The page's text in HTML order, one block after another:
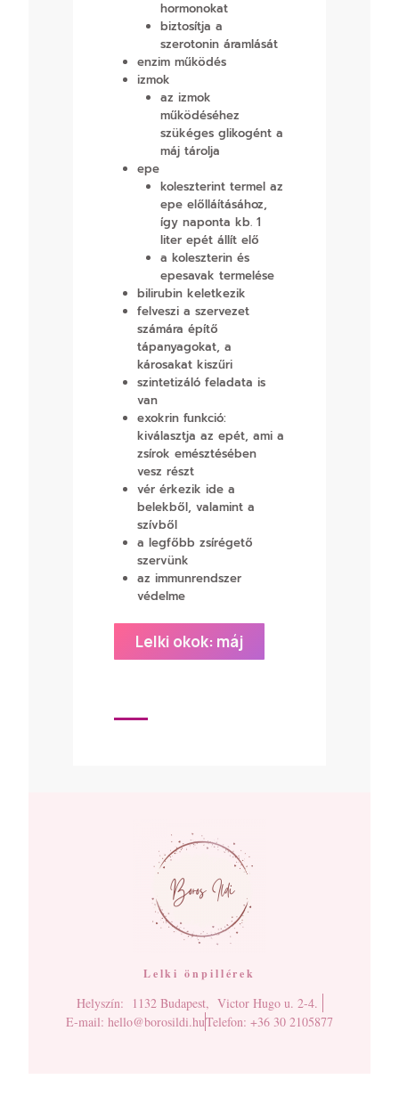
hormonokat
biztosítja a
szerotonin áramlását
enzim működés
izmok
az izmok
működéséhez
szükéges glikogént a
máj tárolja
epe
koleszterint termel az
epe előlláításához,
így naponta kb. 1
liter epét állít elő
a koleszterin és
epesavak termelése
bilirubin keletkezik
felveszi a szervezet
számára építő
tápanyagokat, a
károsakat kiszűri
szintetizáló feladata is
van
exokrin funkció:
kiválasztja az epét, ami a
zsírok emésztésében
vesz részt
vér érkezik ide a
belekből, valamint a
szívből
a legfőbb zsírégető
szervünk
az immunrendszer
védelme
Lelki okok: máj
Lelki önpillérek
Helyszín: 1132 Budapest, Victor Hugo u. 2-4.
E-mail: hello@borosildi.huTelefon: +36 30 2105877